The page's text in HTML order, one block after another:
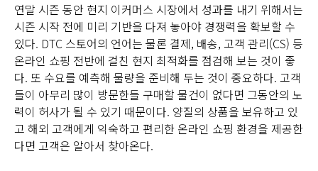
연말 시즌 동안 현지 이커머스 시장에서 성과를 내기 위해서는
시즌 시작 전에 미리 기반을 다져 놓아야 경쟁력을 확보할 수
있다. DTC 스토어의 언어는 물론 결제, 배송, 고객 관리(CS) 등
온라인 쇼핑 전반에 걸친 현지 최적화를 점검해 보는 것이 좋
다. 또 수요를 예측해 물량을 준비해 두는 것이 중요하다. 고객
들이 아무리 많이 방문한들 구매할 물건이 없다면 그동안의 노
력이 허사가 될 수 있기 때문이다. 양질의 상품을 보유하고 있
고 해외 고객에게 익숙하고 편리한 온라인 쇼핑 환경을 제공한
다면 고객은 알아서 찾아온다.